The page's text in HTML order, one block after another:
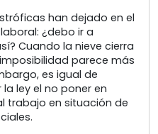
han dejado en el
¿debo ir a
Cuando la nieve cierra
parece más
es igual de
ley el no poner en
trabajo en situación de